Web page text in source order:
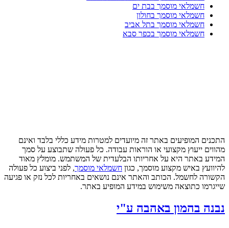
חשמלאי מוסמך בבת ים
חשמלאי מוסמך בחולון
חשמלאי מוסמך בתל אביב
חשמלאי מוסמך בכפר סבא
התכנים המופיעים באתר זה מיועדים למטרות מידע כללי בלבד ואינם
מהווים ייעוץ מקצועי או הוראות עבודה. כל פעולה שתבוצע על סמך
המידע באתר היא על אחריותו הבלעדית של המשתמש. מומלץ מאוד
להיוועץ באיש מקצוע מוסמך, כגון חשמלאי מוסמך, לפני ביצוע כל פעולה
הקשורה לחשמל. הכותב והאתר אינם נושאים באחריות לכל נזק או פגיעה
שייגרמו כתוצאה משימוש במידע המופיע באתר.
נבנה בהמון באהבה ע"י